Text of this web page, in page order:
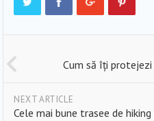
Cum să îți
NEXT ARTICLE
Cele mai bune trasee de